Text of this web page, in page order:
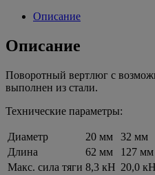
Описание
Описание
Поворотный вертлюг с
выполнен из стали.
Технические параметры:
Диаметр 20 мм 32 мм
Длина
62 мм 127 мм
Макс. сила тяги 8,3 кН 20,0 кН